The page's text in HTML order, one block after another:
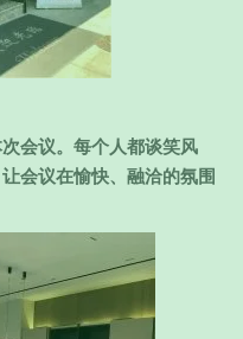
会议。每个人都谈笑风
会议在愉快、融洽的氛围